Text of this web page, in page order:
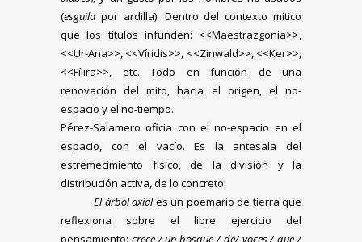
(esguila por ardilla). Dentro del contexto mítico
que los títulos infunden: <<Maestrazgonía>>,
<<Ur-Ana>>, <<Víridis>>, <<Zinwald>>, <<Ker>>,
<<Fílira>>, etc. Todo en función de una
renovación del mito, hacia el origen, el no-
espacio y el no-tiempo.
Pérez-Salamero oficia con el no-espacio en el
espacio, con el vacío. Es la antesala del
estremecimiento físico, de la división y la
distribución activa, de lo concreto.
El árbol axiales un poemario de tierra que
reflexiona sobre el libre ejercicio del
pensamiento: crece / un bosque / de/ voces / que /